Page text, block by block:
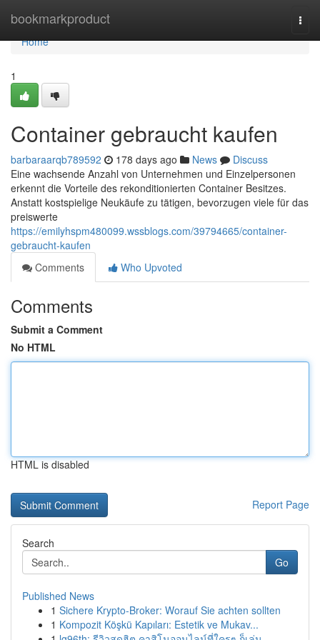
bookmarkproduct
Home
Home
1
Container gebraucht kaufen
barbaraarqb789592 178 days ago News
Discuss
Eine wachsende Anzahl von Unternehmen und Einzelpersonen
erkennt die Vorteile des rekonditionierten Container Besitzes.
Anstatt kostspielige Neukäufe zu tätigen, bevorzugen viele für das
preiswerte
https://emilyhspm480099.wssblogs.com/39794665/container-
gebraucht-kaufen
Comments
Who Upvoted
Comments
Submit a Comment
No HTML
HTML is disabled
Report Page
Search
Go
Published News
1 Sichere Krypto-Broker: Worauf Sie achten sollten
1 Kompozit Köşkü Kapıları: Estetik ve Mukav...